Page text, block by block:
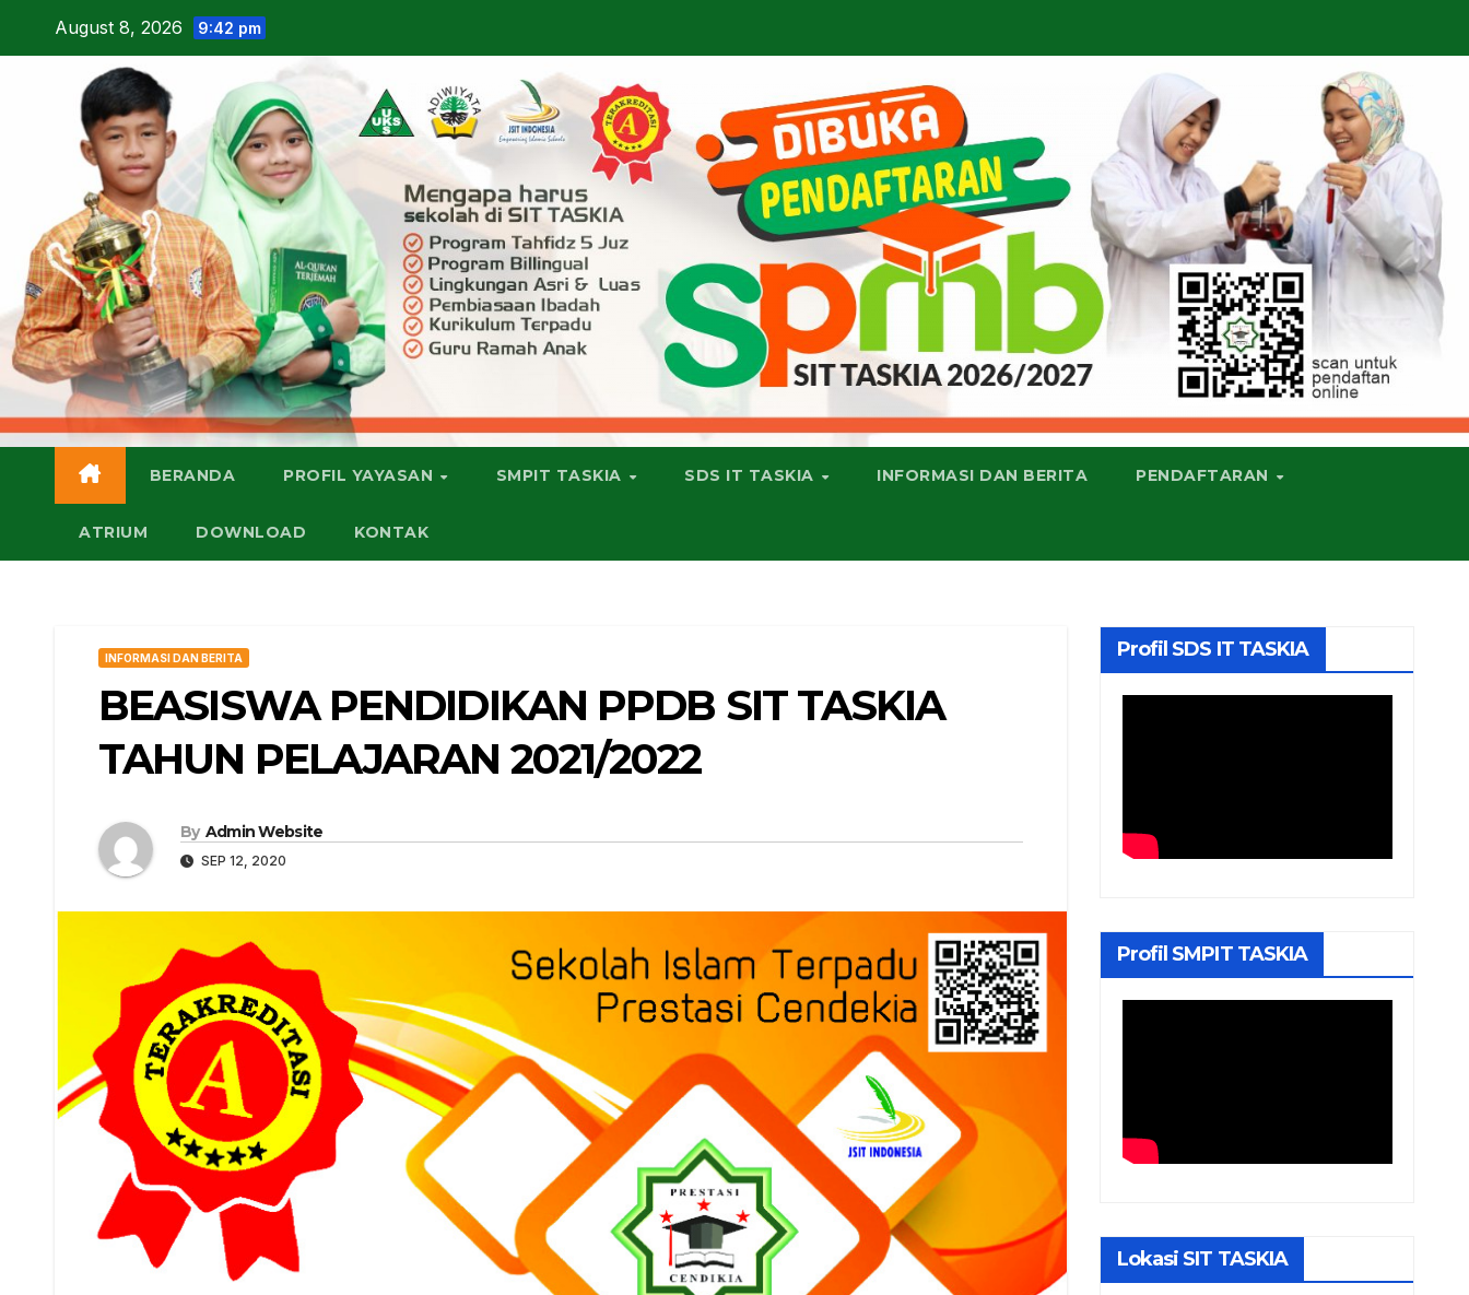
August 8, 2026 9:42 pm
BERANDA PROFIL YAYASAN SMPIT TASKIA SDS IT TASKIA INFORMASI DAN BERITA PENDAFTARAN
ATRIUM DOWNLOAD KONTAK
INFORMASI DAN BERITA
BEASISWA PENDIDIKAN PPDB SIT TASKIA
TAHUN PELAJARAN 2021/2022
By Admin Website
SEP 12, 2020
Profil SDS IT TASKIA
Profil SMPIT TASKIA
Lokasi SIT TASKIA